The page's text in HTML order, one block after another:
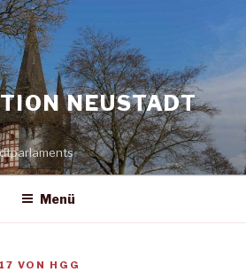
NEUSTADT
Menü
VON HGG